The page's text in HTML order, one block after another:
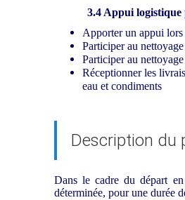
3.4 Appui logistique
Apporter un appui lors
Participer au
Participer au
Réceptionner les
eau et condiments
Description du
Dans le cadre du départ
déterminée, pour une durée